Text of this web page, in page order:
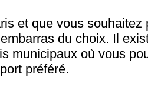
et que vous souhaitez
du choix. Il
municipaux où vous
préféré.